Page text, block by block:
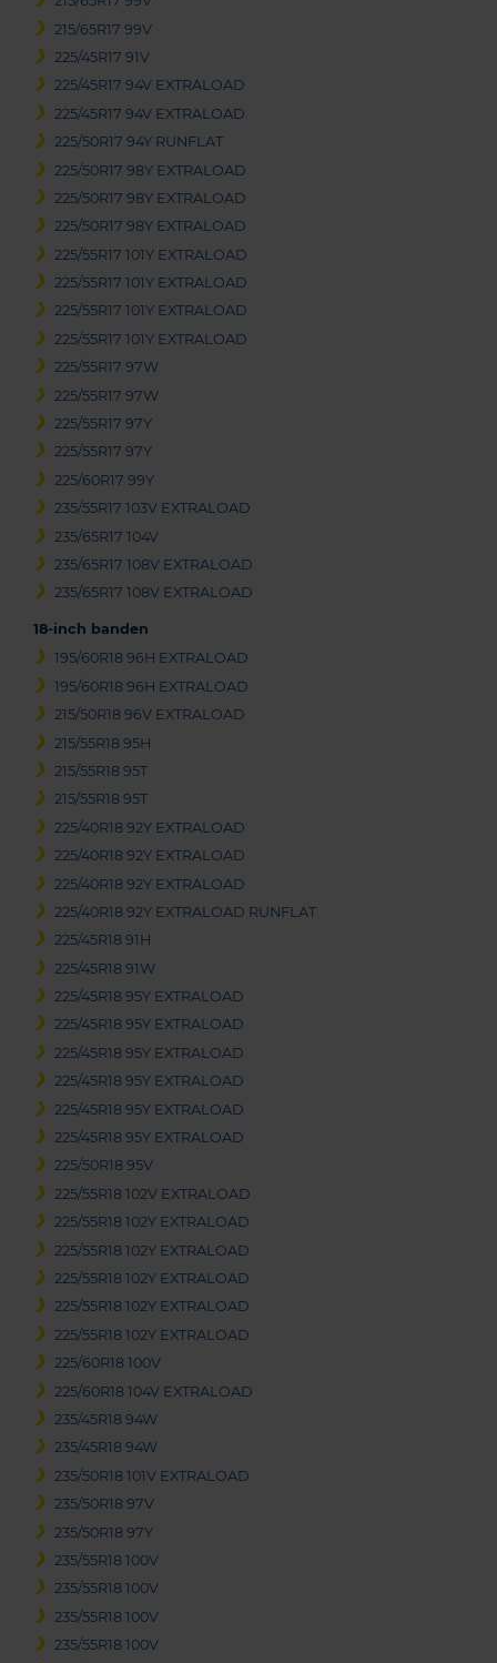
215/65R17 99V
225/45R17 91V
225/45R17 94V EXTRALOAD
225/45R17 94V EXTRALOAD
225/50R17 94Y RUNFLAT
225/50R17 98Y EXTRALOAD
225/50R17 98Y EXTRALOAD
225/50R17 98Y EXTRALOAD
225/55R17 101Y EXTRALOAD
225/55R17 101Y EXTRALOAD
225/55R17 101Y EXTRALOAD
225/55R17 101Y EXTRALOAD
225/55R17 97W
225/55R17 97W
225/55R17 97Y
225/55R17 97Y
225/60R17 99Y
235/55R17 103V EXTRALOAD
235/65R17 104V
235/65R17 108V EXTRALOAD
235/65R17 108V EXTRALOAD
18-inch banden
195/60R18 96H EXTRALOAD
195/60R18 96H EXTRALOAD
215/50R18 96V EXTRALOAD
215/55R18 95H
215/55R18 95T
215/55R18 95T
225/40R18 92Y EXTRALOAD
225/40R18 92Y EXTRALOAD
225/40R18 92Y EXTRALOAD
225/40R18 92Y EXTRALOAD RUNFLAT
225/45R18 91H
225/45R18 91W
225/45R18 95Y EXTRALOAD
225/45R18 95Y EXTRALOAD
225/45R18 95Y EXTRALOAD
225/45R18 95Y EXTRALOAD
225/45R18 95Y EXTRALOAD
225/45R18 95Y EXTRALOAD
225/50R18 95V
225/55R18 102V EXTRALOAD
225/55R18 102Y EXTRALOAD
225/55R18 102Y EXTRALOAD
225/55R18 102Y EXTRALOAD
225/55R18 102Y EXTRALOAD
225/55R18 102Y EXTRALOAD
225/60R18 100V
225/60R18 104V EXTRALOAD
235/45R18 94W
235/45R18 94W
235/50R18 101V EXTRALOAD
235/50R18 97V
235/50R18 97Y
235/55R18 100V
235/55R18 100V
235/55R18 100V
235/55R18 100V